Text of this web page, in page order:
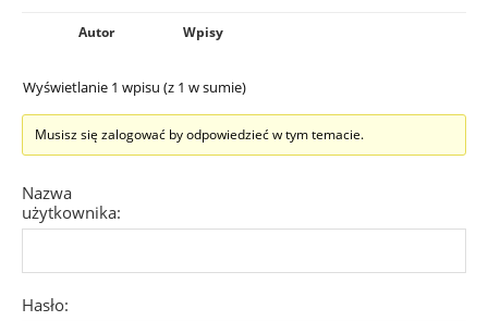
Autor Wpisy
Wyświetlanie 1 wpisu (z 1 w sumie)
Musisz się zalogować by odpowiedzieć w tym temacie.
Nazwa
użytkownika:
Hasło: